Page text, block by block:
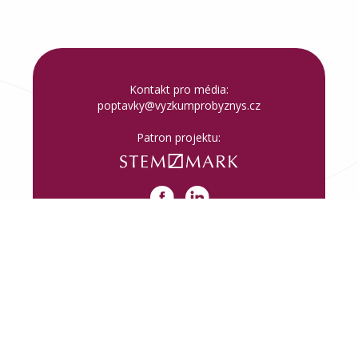
Kontakt pro média:
poptavky@vyzkumprobyznys.cz
Patron projektu: